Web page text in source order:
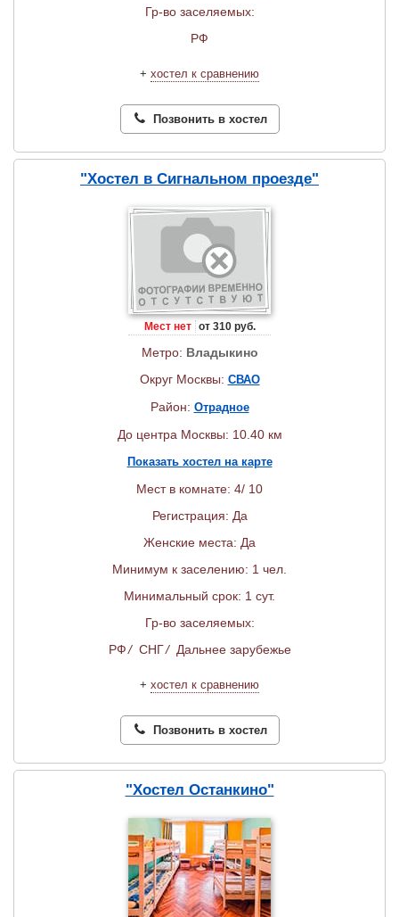
Гр-во заселяемых:
РФ
+ хостел к сравнению
Позвонить в хостел
"Хостел в Сигнальном проезде"
Мест нет от 310 руб.
Метро: Владыкино
Округ Москвы: СВАО
Район: Отрадное
До центра Москвы: 10.40 км
Показать хостел на карте
Мест в комнате: 4/ 10
Регистрация: Да
Женские места: Да
Минимум к заселению: 1 чел.
Минимальный срок: 1 сут.
Гр-во заселяемых:
РФ/ СНГ/ Дальнее зарубежье
+ хостел к сравнению
Позвонить в хостел
"Хостел Останкино"